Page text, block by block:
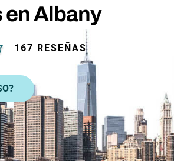
Albany
167 RESEÑAS